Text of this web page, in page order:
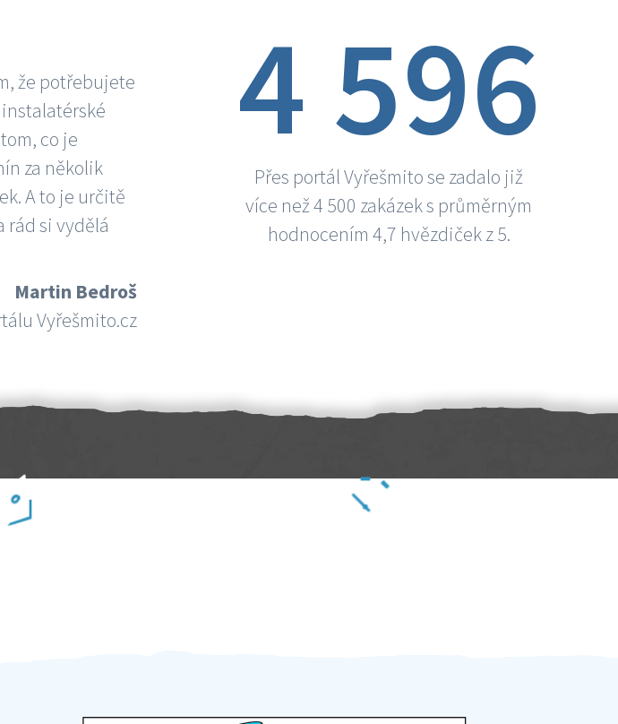
že potřebujete
co je
za několik
A to je určitě
rád si vydělá
Martin Bedroš
Vyřešmito.cz
4 596
Přes portál Vyřešmito se zadalo již
více než 4 500 zakázek s průměrným
hodnocením 4,7 hvězdiček z 5.